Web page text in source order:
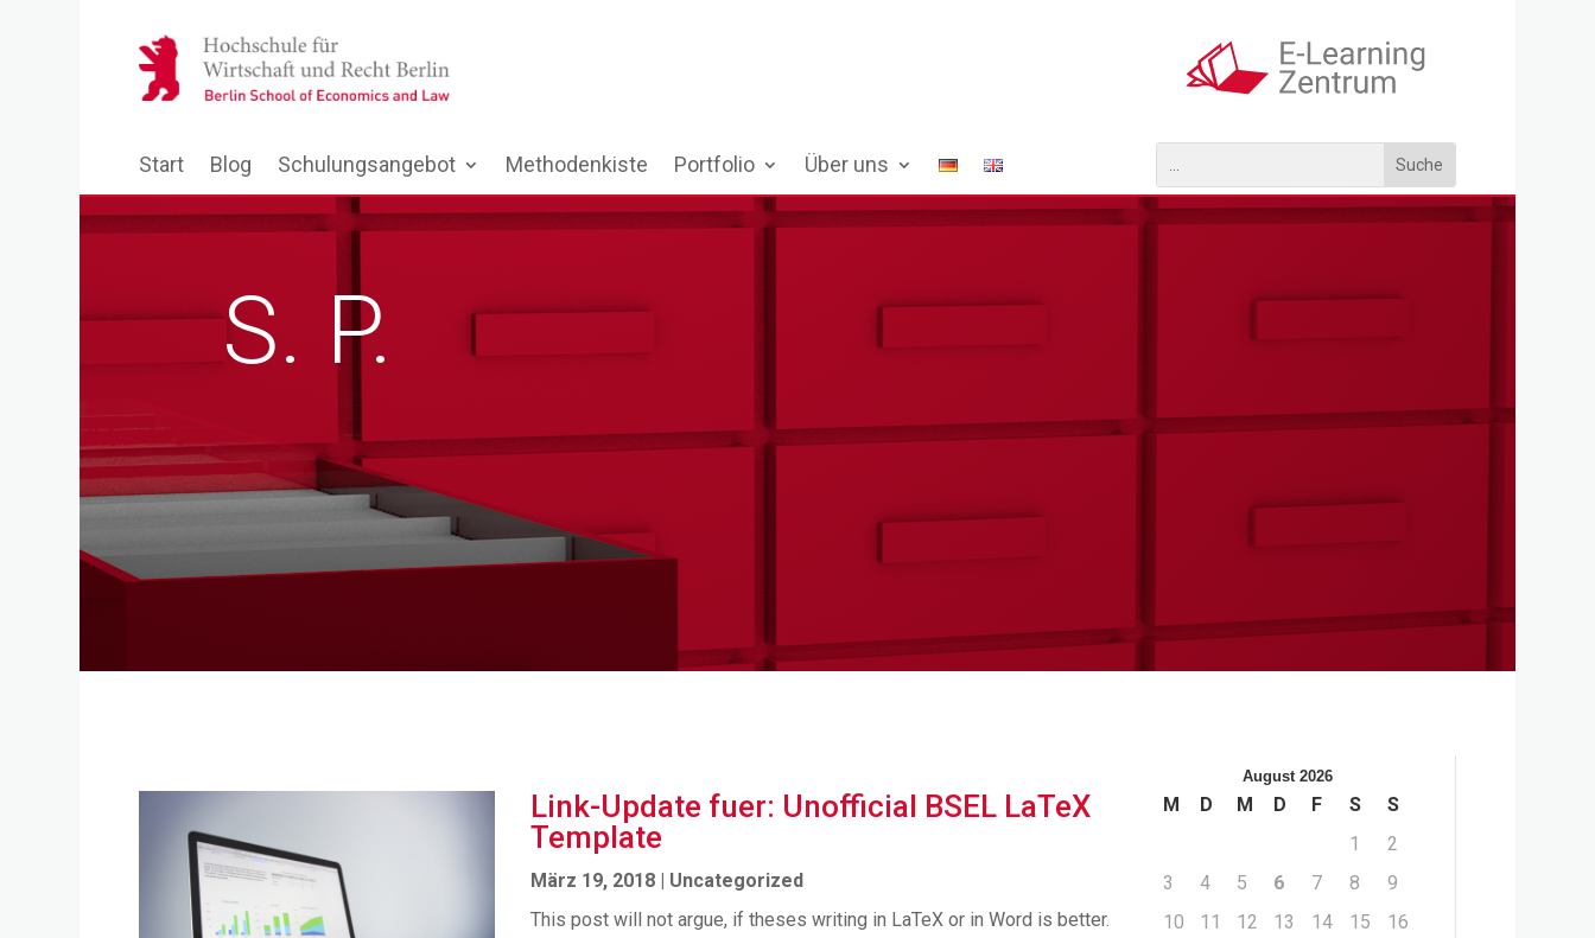
Start Blog Schulungsangebot Methodenkiste Portfolio Über uns
S. P.
Link-Update fuer: Unofficial BSEL LaTeX
Template
März 19, 2018 | Uncategorized
This post will not argue, if theses writing in LaTeX or in Word is better.
August 2026
M D M D F S
S
1
2
3
4 5 6 7 8
9
10
11 12 13 14 15
16